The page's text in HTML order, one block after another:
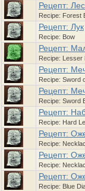
Рецепт:
Recipe: Forest
Рецепт: Лук
Recipe: Bow
Рецепт:
Recipe: Lesser
Рецепт:
Recipe: Sword
Рецепт:
Recipe: Sword
Рецепт:
Recipe: Hard
Рецепт:
Recipe:
Рецепт:
Recipe:
Рецепт:
Recipe: Blue